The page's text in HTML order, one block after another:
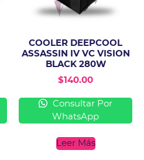
COOLER DEEPCOOL
ASSASSIN IV VC VISION
BLACK 280W
$140.00
Consultar Por
WhatsApp
Leer Más